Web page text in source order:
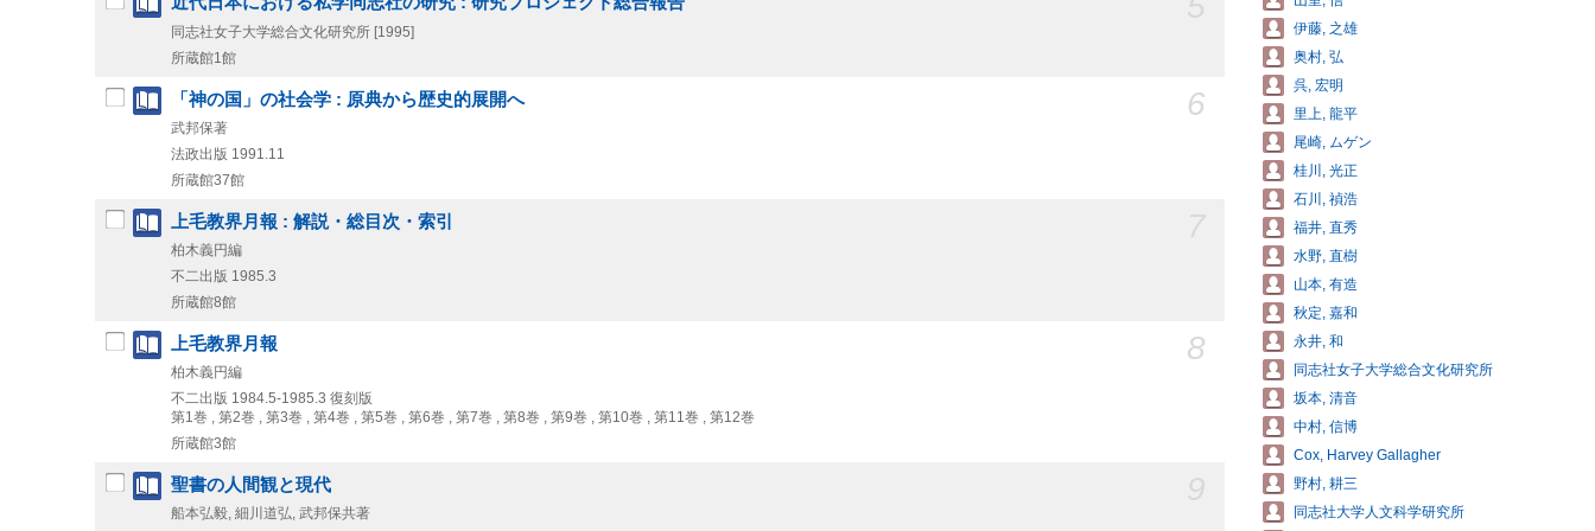
同志社女子大学総合文化研究所 [1995]
所蔵館1館
6
「神の国」の社会学 : 原典から歴史的展開へ
武邦保著
法政出版 1991.11
所蔵館37館
上毛教界月報 : 解説・総目次・索引
柏木義円編
不二出版 1985.3
所蔵館8館
8
上毛教界月報
柏木義円編
不二出版 1984.5-1985.3 復刻版
第1巻 , 第2巻 , 第3巻 , 第4巻 , 第5巻 , 第6巻 , 第7巻 , 第8巻 , 第9巻 , 第10巻 , 第11巻 , 第12巻
所蔵館3館
聖書の人間観と現代
船本弘毅, 細川道弘, 武邦保共著
伊藤, 之雄
奥村, 弘
呉, 宏明
里上, 龍平
尾崎, ムゲン
桂川, 光正
石川, 禎浩
福井, 直秀
水野, 直樹
山本, 有造
秋定, 嘉和
永井, 和
同志社女子大学総合文化研究所
坂本, 清音
中村, 信博
Cox, Harvey Gallagher
野村, 耕三
同志社大学人文科学研究所